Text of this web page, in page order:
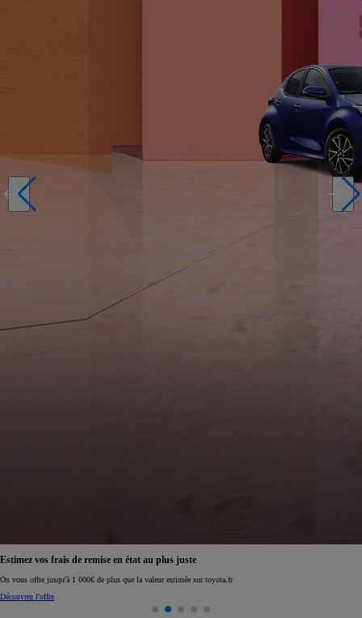
Réservez en ligne votre occasion pour 1€ seulement
Réservez en ligne